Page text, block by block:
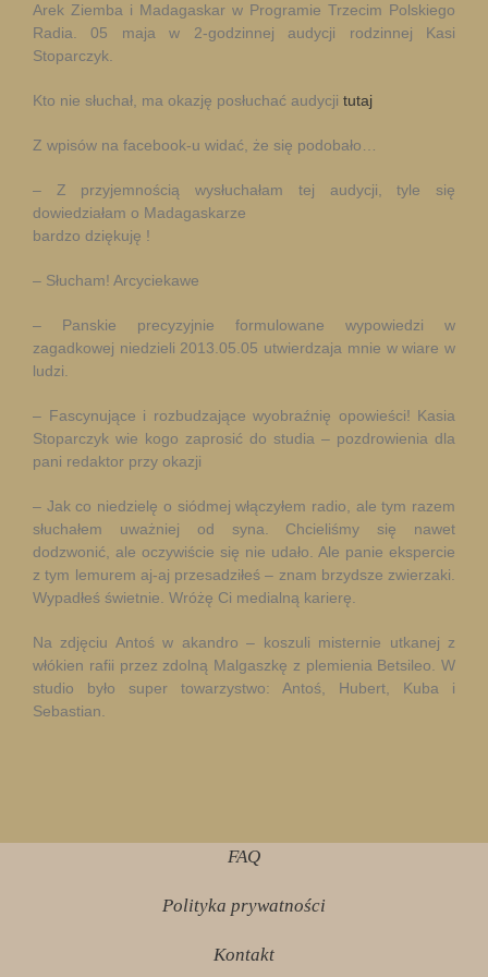
Arek Ziemba i Madagaskar w Programie Trzecim Polskiego
Radia. 05 maja w 2-godzinnej audycji rodzinnej Kasi
Stoparczyk.
Kto nie słuchał, ma okazję posłuchać audycji tutaj
Z wpisów na facebook-u widać, że się podobało…
– Z przyjemnością wysłuchałam tej audycji, tyle się
dowiedziałam o Madagaskarze
bardzo dziękuję !
– Słucham! Arcyciekawe
– Panskie precyzyjnie formulowane wypowiedzi w
zagadkowej niedzieli 2013.05.05 utwierdzaja mnie w wiare w
ludzi.
– Fascynujące i rozbudzające wyobraźnię opowieści! Kasia
Stoparczyk wie kogo zaprosić do studia – pozdrowienia dla
pani redaktor przy okazji
– Jak co niedzielę o siódmej włączyłem radio, ale tym razem
słuchałem uważniej od syna. Chcieliśmy się nawet
dodzwonić, ale oczywiście się nie udało. Ale panie ekspercie
z tym lemurem aj-aj przesadziłeś – znam brzydsze zwierzaki.
Wypadłeś świetnie. Wróżę Ci medialną karierę.
Na zdjęciu Antoś w akandro – koszuli misternie utkanej z
włókien rafii przez zdolną Malgaszkę z plemienia Betsileo. W
studio było super towarzystwo: Antoś, Hubert, Kuba i
Sebastian.
FAQ
Polityka prywatności
Kontakt